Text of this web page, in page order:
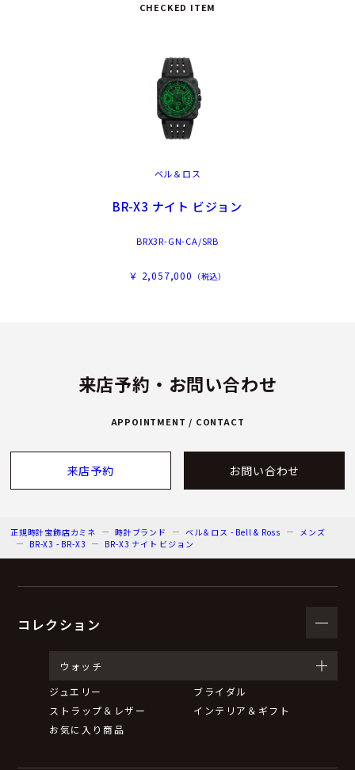
CHECKED ITEM
ベル＆ロス
BR-X3 ナイト ビジョン
BRX3R-GN-CA/SRB
￥ 2,057,000 （税込）
来店予約・お問い合わせ
APPOINTMENT / CONTACT
来店予約 お問い合わせ
正規時計宝飾店カミネ 時計ブランド ベル＆ロス - Bell & Ross
メンズ
BR-X3 - BR-X3
BR-X3 ナイト ビジョン
コレクション
ウォッチ
ジュエリー
ブライダル
ストラップ＆レザー
インテリア＆ギフト
お気に入り商品